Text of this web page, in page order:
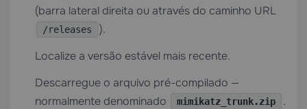
(barra lateral direita ou através do caminho URL
/releases
).
Localize a versão estável mais recente.
Descarregue o arquivo pré-compilado —
normalmente denominado
mimikatz_trunk.zip .